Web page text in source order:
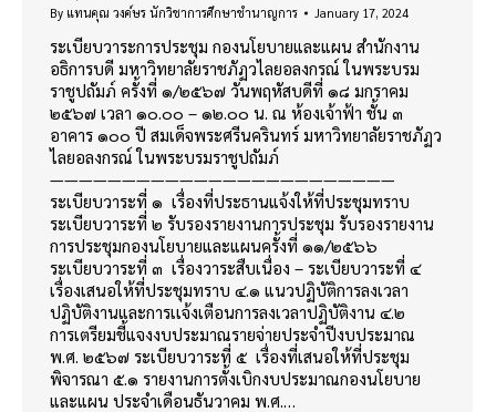
By แทนคุณ วงค์ษร นักวิชาการศึกษาชำนาญการ January 17, 2024
ระเบียบวาระการประชุม กองนโยบายและแผน สำนักงาน
อธิการบดี มหาวิทยาลัยราชภัฏวไลยอลงกรณ์ ในพระบรม
ราชูปถัมภ์ ครั้งที่ ๑/๒๕๖๗ วันพฤหัสบดีที่ ๑๘ มกราคม
๒๕๖๗ เวลา ๑๐.๐๐ – ๑๒.๐๐ น. ณ ห้องเจ้าฟ้า ชั้น ๓
อาคาร ๑๐๐ ปี สมเด็จพระศรีนครินทร์ มหาวิทยาลัยราชภัฏว
ไลยอลงกรณ์ ในพระบรมราชูปถัมภ์
————————————————————————
ระเบียบวาระที่ ๑ เรื่องที่ประธานแจ้งให้ที่ประชุมทราบ
ระเบียบวาระที่ ๒ รับรองรายงานการประชุม รับรองรายงาน
การประชุมกองนโยบายและแผนครั้งที่ ๑๑/๒๕๖๖
ระเบียบวาระที่ ๓ เรื่องวาระสืบเนื่อง – ระเบียบวาระที่ ๔
เรื่องเสนอให้ที่ประชุมทราบ ๔.๑ แนวปฏิบัติการลงเวลา
ปฏิบัติงานและการเเจ้งเตือนการลงเวลาปฏิบัติงาน ๔.๒
การเตรียมชี้แจงงบประมาณรายจ่ายประจำปีงบประมาณ
พ.ศ. ๒๕๖๗ ระเบียบวาระที่ ๕ เรื่องที่เสนอให้ที่ประชุม
พิจารณา ๕.๑ รายงานการตั้งเบิกงบประมาณกองนโยบาย
และแผน ประจำเดือนธันวาคม พ.ศ.…